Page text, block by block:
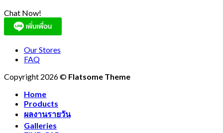
Chat Now!
Our Stores
FAQ
Copyright 2026 © Flatsome Theme
Home
Products
ผลงานรายวัน
Galleries